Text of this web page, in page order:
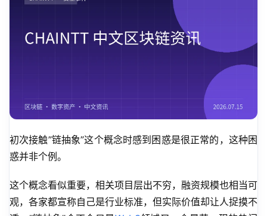
初次接触”链抽象”这个概念时感到困惑是很正常的，这种困
惑并非个例。
这个概念看似重要，相关项目层出不穷，融资规模也相当可
观，各家都宣称自己是行业标准，但实际价值却让人捉摸不